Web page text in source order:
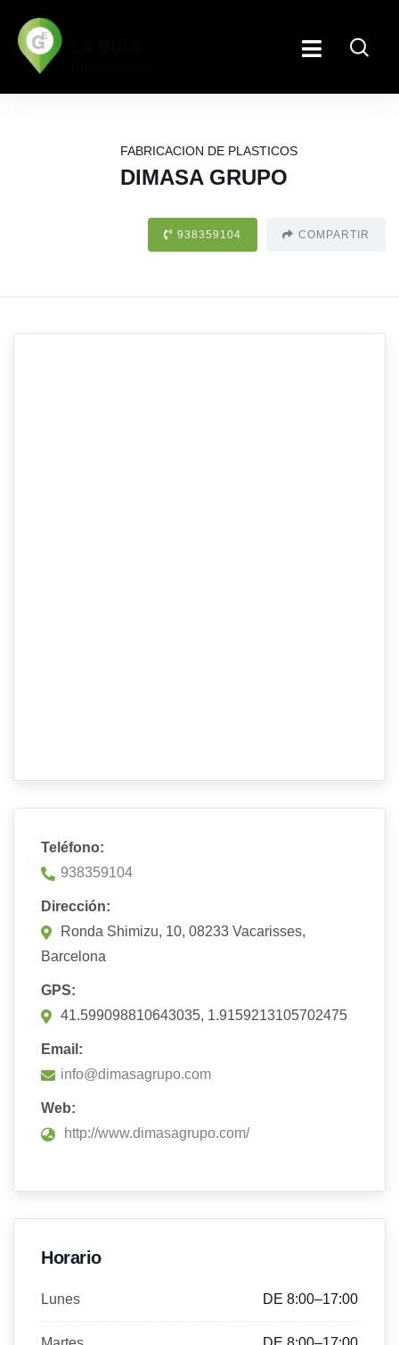
FABRICACION DE PLASTICOS
DIMASA GRUPO
938359104 COMPARTIR
Teléfono:
938359104
Dirección:
Ronda Shimizu, 10, 08233 Vacarisses,
Barcelona
GPS:
41.599098810643035, 1.9159213105702475
Email:
info@dimasagrupo.com
Web:
http://www.dimasagrupo.com/
Horario
Lunes DE 8:00–17:00